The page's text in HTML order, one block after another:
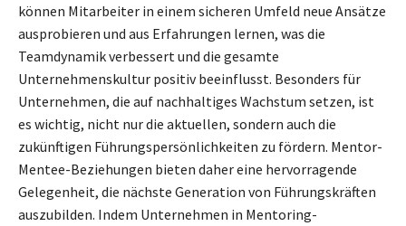
können Mitarbeiter in einem sicheren Umfeld neue Ansätze
ausprobieren und aus Erfahrungen lernen, was die
Teamdynamik verbessert und die gesamte
Unternehmenskultur positiv beeinflusst. Besonders für
Unternehmen, die auf nachhaltiges Wachstum setzen, ist
es wichtig, nicht nur die aktuellen, sondern auch die
zukünftigen Führungspersönlichkeiten zu fördern. Mentor-
Mentee-Beziehungen bieten daher eine hervorragende
Gelegenheit, die nächste Generation von Führungskräften
auszubilden. Indem Unternehmen in Mentoring-